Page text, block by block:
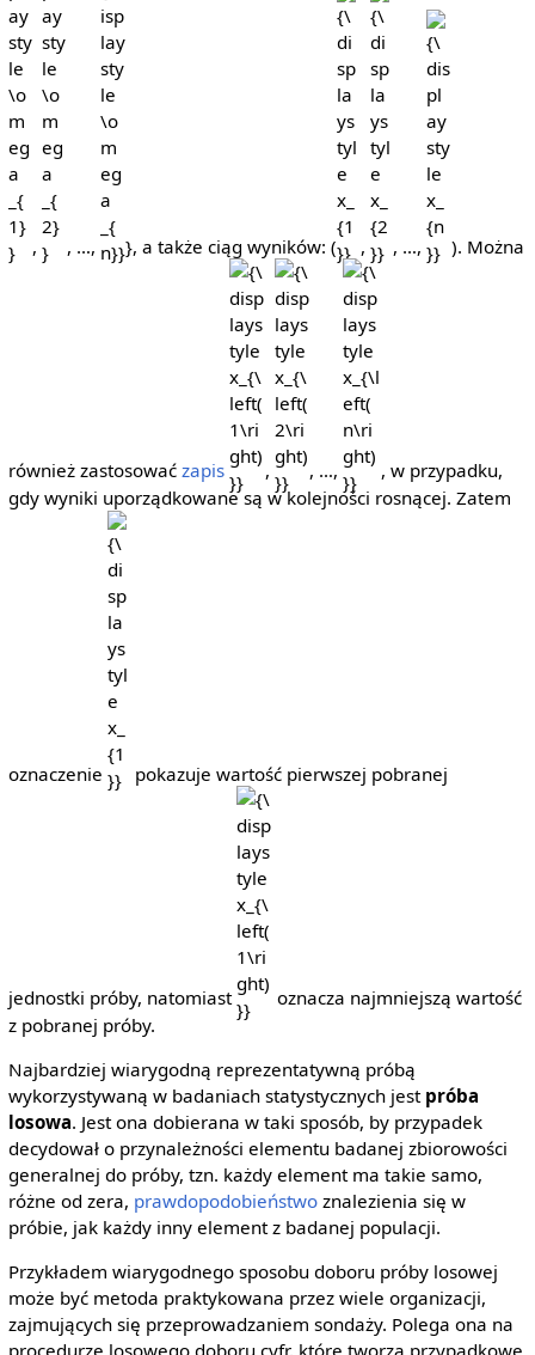
, , …, }, a także ciąg wyników: ( , , …, ). Można
również zastosować zapis
{\displaystyle
x_{\left(1\right)}}
,
{\displaystyle
x_{\left(2\right)}}
, …,
{\displaystyle
x_{\left(n\right)}}
, w przypadku,
gdy wyniki uporządkowane są w kolejności rosnącej. Zatem
oznaczenie
{\displaystyle
x_{1}}
pokazuje wartość pierwszej pobranej
jednostki próby, natomiast
{\displaystyle
x_{\left(1\right)}}
oznacza najmniejszą wartość
z pobranej próby.
Najbardziej wiarygodną reprezentatywną próbą
wykorzystywaną w badaniach statystycznych jest próba
losowa. Jest ona dobierana w taki sposób, by przypadek
decydował o przynależności elementu badanej zbiorowości
generalnej do próby, tzn. każdy element ma takie samo,
różne od zera, prawdopodobieństwoznalezienia się w
próbie, jak każdy inny element z badanej populacji.
Przykładem wiarygodnego sposobu doboru próby losowej
może być metoda praktykowana przez wiele organizacji,
zajmujących się przeprowadzaniem sondaży. Polega ona na